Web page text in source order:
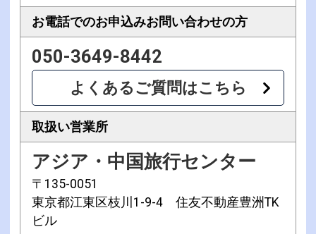
お電話でのお申込みお問い合わせの方
050-3649-8442
よくあるご質問はこちら
取扱い営業所
アジア・中国旅行センター
〒135-0051
東京都江東区枝川1-9-4 住友不動産豊洲TK
ビル